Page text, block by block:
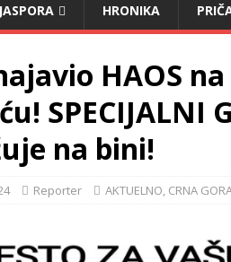
HRONIKA
HAOS
SPECIJALNI
na bini!
Reporter AKTUELNO, CRNA